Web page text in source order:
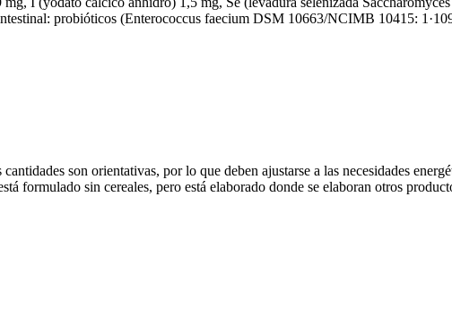
probióticos (Enterococcus faecium DSM 10663/NCIMB 10415:
son orientativas, por lo que deben ajustarse a las necesidades
formulado sin cereales, pero está elaborado donde se elaboran otros